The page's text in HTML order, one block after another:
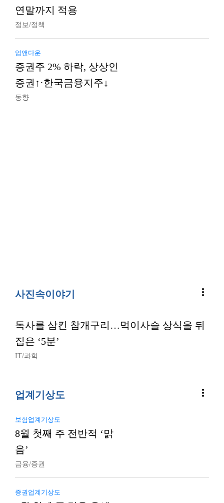
연말까지 적용
정보/정책
업앤다운
증권주 2% 하락, 상상인
증권↑·한국금융지주↓
동향
사진속이야기 more_vert
독사를 삼킨 참개구리…먹이사슬 상식을 뒤
집은 ‘5분’
IT/과학
업계기상도 more_vert
보험업계기상도
8월 첫째 주 전반적 ‘맑
음’
금융/증권
증권업계기상도